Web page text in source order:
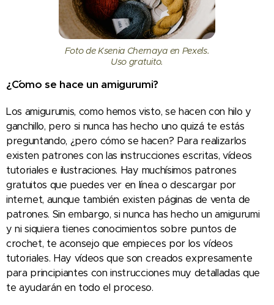
Foto de Ksenia Chernaya en Pexels.
Uso gratuito.
¿C´´omo se hace un amigurumi?
Los amigurumis, como hemos visto, se hacen con hilo y
ganchillo, pero si nunca has hecho uno quizá te estás
preguntando, ¿pero cómo se hacen? Para realizarlos
existen patrones con las instrucciones escritas, vídeos
tutoriales e ilustraciones. Hay muchísimos patrones
gratuitos que puedes ver en línea o descargar por
internet, aunque también existen páginas de venta de
patrones. Sin embargo, si nunca has hecho un amigurumi
y ni siquiera tienes conocimientos sobre puntos de
crochet, te aconsejo que empieces por los vídeos
tutoriales. Hay vídeos que son creados expresamente
para principiantes con instrucciones muy detalladas que
te ayudarán en todo el proceso.